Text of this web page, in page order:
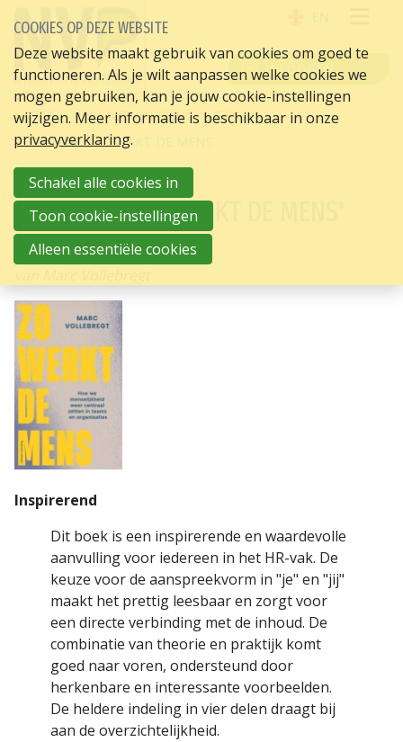
INLOGGEN
HOME VAKONTWIKKELING
TIPS
RECENSIES 'ZO WERKT DE MENS'
RECENSIES 'ZO WERKT DE MENS'
Zo werkt de mens
Inspirerend
Dit boek is een inspirerende en waardevolle
aanvulling voor iedereen in het HR-vak. De
keuze voor de aanspreekvorm in "je" en "jij"
maakt het prettig leesbaar en zorgt voor
een directe verbinding met de inhoud. De
combinatie van theorie en praktijk komt
goed naar voren, ondersteund door
herkenbare en interessante voorbeelden.
De heldere indeling in vier delen draagt bij
aan de overzichtelijkheid.
COOKIES OP DEZE WEBSITE
Deze website maakt gebruik van cookies om goed te
functioneren. Als je wilt aanpassen welke cookies we
mogen gebruiken, kan je jouw cookie-instellingen
wijzigen. Meer informatie is beschikbaar in onze
privacyverklaring.
Schakel alle cookies in
Toon cookie-instellingen
Alleen essentiële cookies